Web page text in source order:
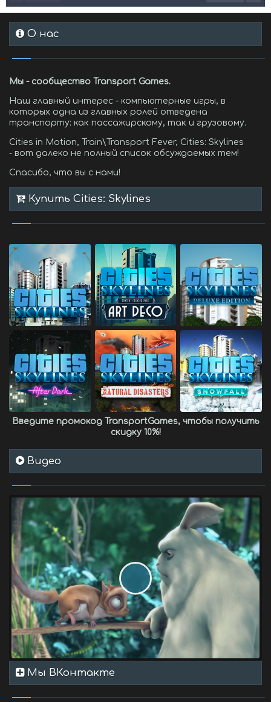
О нас
Мы - сообщество Transport Games.
Наш главный интерес - компьютерные игры, в
которых одна из главных ролей отведена
транспорту: как пассажирскому, так и грузовому.
Cities in Motion, Train\Transport Fever, Cities: Skylines
- вот далеко не полный список обсуждаемых тем!
Спасибо, что вы с нами!
Купить Cities: Skylines
Введите промокод TransportGames, чтобы получить
скидку 10%!
Видео
Мы ВКонтакте